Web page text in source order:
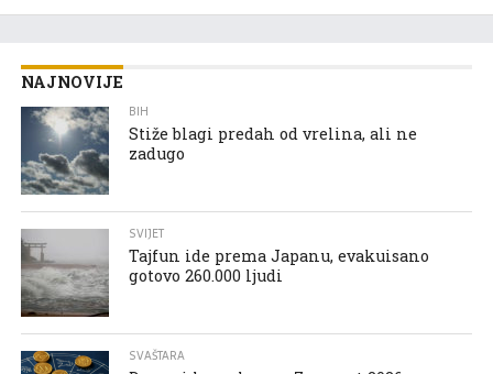
NAJNOVIJE
BIH
Stiže blagi predah od vrelina, ali ne
zadugo
SVIJET
Tajfun ide prema Japanu, evakuisano
gotovo 260.000 ljudi
SVAŠTARA